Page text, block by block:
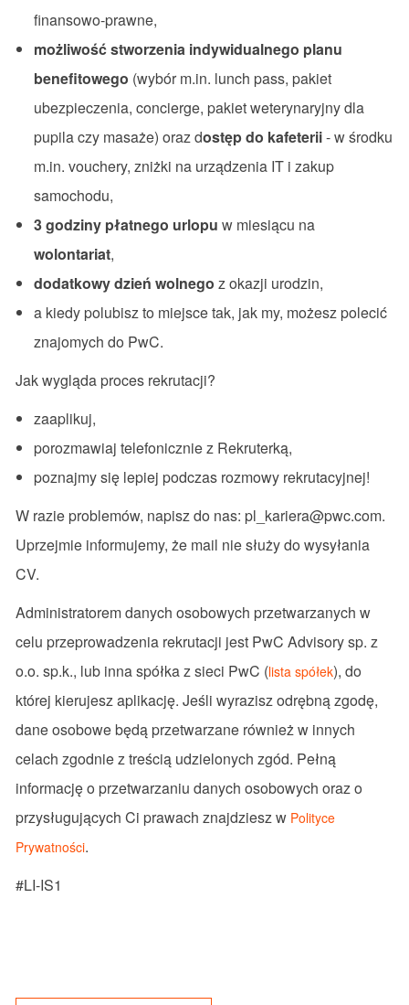
finansowo-prawne,
możliwość stworzenia indywidualnego planu
benefitowego (wybór m.in. lunch pass, pakiet
ubezpieczenia, concierge, pakiet weterynaryjny dla
pupila czy masaże) oraz dostęp do kafeterii- w środku
m.in. vouchery, zniżki na urządzenia IT i zakup
samochodu,
3 godziny płatnego urlopu w miesiącu na
wolontariat,
dodatkowy dzień wolnego z okazji urodzin,
a kiedy polubisz to miejsce tak, jak my, możesz polecić
znajomych do PwC.
Jak wygląda proces rekrutacji?
zaaplikuj,
porozmawiaj telefonicznie z Rekruterką,
poznajmy się lepiej podczas rozmowy rekrutacyjnej!
W razie problemów, napisz do nas: pl_kariera@pwc.com.
Uprzejmie informujemy, że mail nie służy do wysyłania
CV.
Administratorem danych osobowych przetwarzanych w
celu przeprowadzenia rekrutacji jest PwC Advisory sp. z
o.o. sp.k., lub inna spółka z sieci PwC (lista spółek), do
której kierujesz aplikację. Jeśli wyrazisz odrębną zgodę,
dane osobowe będą przetwarzane również w innych
celach zgodnie z treścią udzielonych zgód. Pełną
informację o przetwarzaniu danych osobowych oraz o
przysługujących Ci prawach znajdziesz w Polityce
Prywatności.
#LI-IS1